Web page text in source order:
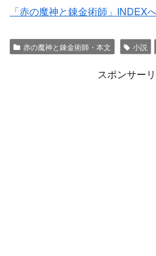
「赤の魔神と錬金術師」INDEX
赤の魔神と錬金術師・本文 小説
スポンサー